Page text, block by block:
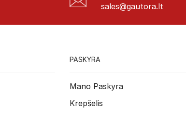
sales@gautora.lt
PASKYRA
Mano Paskyra
Krepšelis